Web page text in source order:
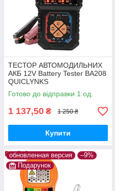
ТЕСТОР АВТОМОДИЛЬНИХ
АКБ 12V Battery Tester BA208
QUICLYNKS
Готово до відправки 1 од.
1 137,50 ₴ 1 250 ₴
Купити
обновленная версия
–9%
Подарунок